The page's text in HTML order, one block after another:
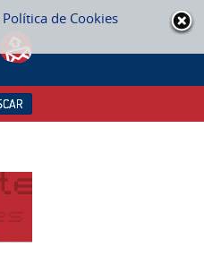
Política de Cookies